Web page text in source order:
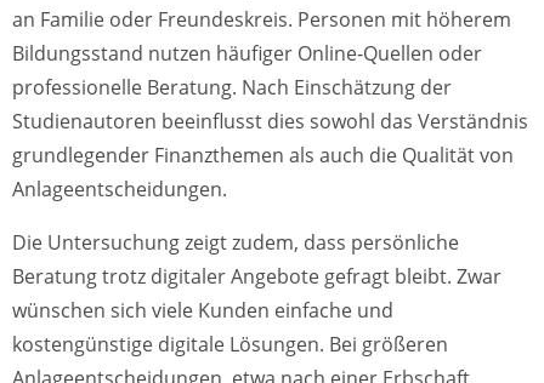
an Familie oder Freundeskreis. Personen mit höherem
Bildungsstand nutzen häufiger Online-Quellen oder
professionelle Beratung. Nach Einschätzung der
Studienautoren beeinflusst dies sowohl das Verständnis
grundlegender Finanzthemen als auch die Qualität von
Anlageentscheidungen.
Die Untersuchung zeigt zudem, dass persönliche
Beratung trotz digitaler Angebote gefragt bleibt. Zwar
wünschen sich viele Kunden einfache und
kostengünstige digitale Lösungen. Bei größeren